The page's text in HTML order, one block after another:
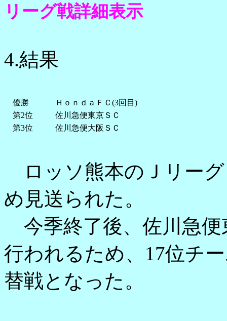
リーグ戦詳細表示
4.結果
優勝
ＨｏｎｄａＦＣ(3回目)
第2位
佐川急便東京ＳＣ
第3位
佐川急便大阪ＳＣ
ロッソ熊本のＪリー
め見送られた。
今季終了後、佐川急便
行われるため、17位チ
替戦となった。